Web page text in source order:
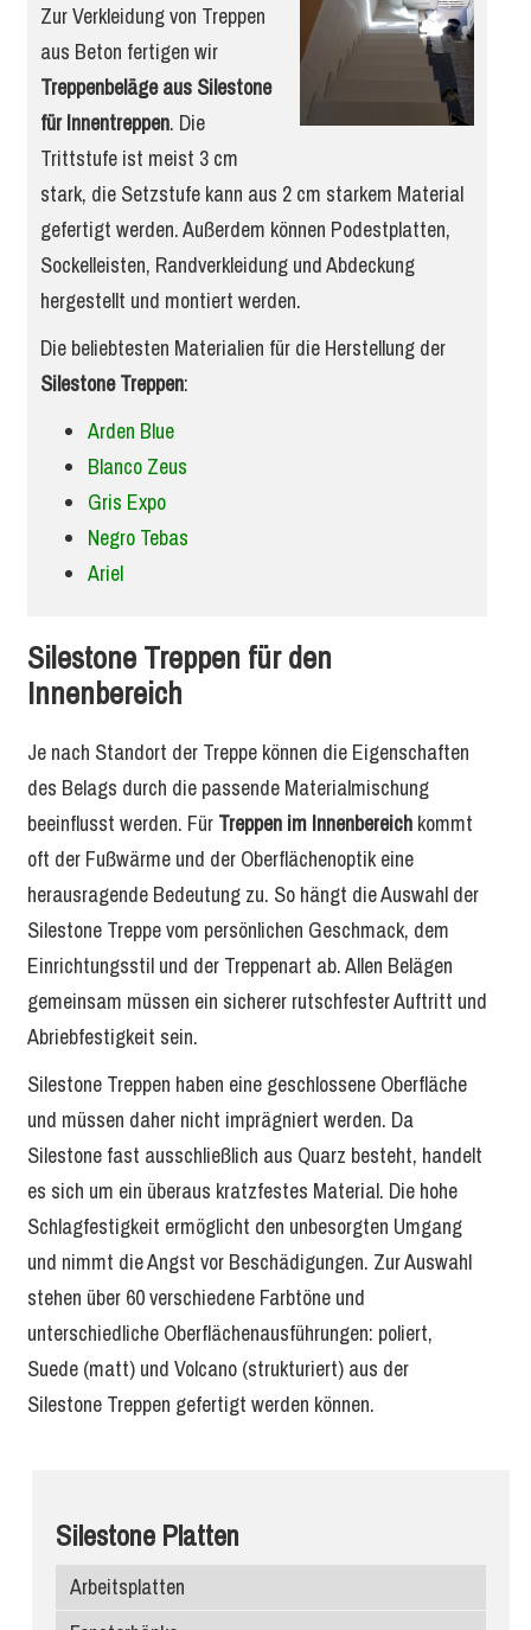
Zur Verkleidung von Treppen
aus Beton fertigen wir
Treppenbeläge aus Silestone
für Innentreppen. Die
Trittstufe ist meist 3 cm
stark, die Setzstufe kann aus 2 cm starkem Material
gefertigt werden. Außerdem können Podestplatten,
Sockelleisten, Randverkleidung und Abdeckung
hergestellt und montiert werden.
Die beliebtesten Materialien für die Herstellung der
Silestone Treppen:
Arden Blue
Blanco Zeus
Gris Expo
Negro Tebas
Ariel
Silestone Treppen für den
Innenbereich
Je nach Standort der Treppe können die Eigenschaften
des Belags durch die passende Materialmischung
beeinflusst werden. Für Treppen im Innenbereichkommt
oft der Fußwärme und der Oberflächenoptik eine
herausragende Bedeutung zu. So hängt die Auswahl der
Silestone Treppe vom persönlichen Geschmack, dem
Einrichtungsstil und der Treppenart ab. Allen Belägen
gemeinsam müssen ein sicherer rutschfester Auftritt und
Abriebfestigkeit sein.
Silestone Treppen haben eine geschlossene Oberfläche
und müssen daher nicht imprägniert werden. Da
Silestone fast ausschließlich aus Quarz besteht, handelt
es sich um ein überaus kratzfestes Material. Die hohe
Schlagfestigkeit ermöglicht den unbesorgten Umgang
und nimmt die Angst vor Beschädigungen. Zur Auswahl
stehen über 60 verschiedene Farbtöne und
unterschiedliche Oberflächenausführungen: poliert,
Suede (matt) und Volcano (strukturiert) aus der
Silestone Treppen gefertigt werden können.
Silestone Platten
Arbeitsplatten